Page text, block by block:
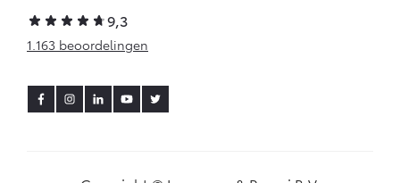
9,3
1.163 beoordelingen